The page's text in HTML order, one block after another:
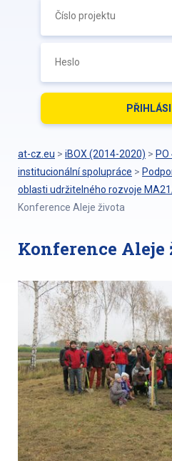
at-cz.eu > iBOX (2014-2020) >
institucionální spolupráce >
oblasti udržitelného rozvoje
Konference Aleje života
Konference Aleje